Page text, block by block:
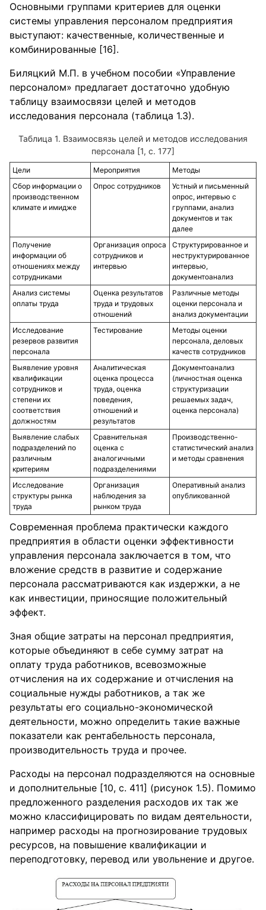
Основными группами критериев для оценки
системы управления персоналом предприятия
выступают: качественные, количественные и
комбинированные [16].
Биляцкий М.П. в учебном пособии «Управление
персоналом» предлагает достаточно удобную
таблицу взаимосвязи целей и методов
исследования персонала (таблица 1.3).
Взаимосвязь целей и методов исследования
персонала [1, с. 177]
Цели Мероприятия
Методы
Сбор информации о
производственном
климате и имидже
Опрос сотрудников
Устный и письменный
опрос, интервью с
группами, анализ
документов и так
далее
Получение
информации об
отношениях между
сотрудниками
Организация опроса
сотрудников и
интервью
Структурированное и
неструктурированное
интервью,
документоанализ
Анализ системы
оплаты труда
Оценка результатов
труда и трудовых
отношений
Различные методы
оценки персонала и
анализ документации
Исследование
резервов развития
персонала
Тестирование
Методы оценки
персонала, деловых
качеств сотрудников
Выявление уровня
квалификации
сотрудников и
степени их
соответствия
должностям
Аналитическая
оценка процесса
труда, оценка
поведения,
отношений и
результатов
Документоанализ
(личностная оценка
структуризации
решаемых задач,
оценка персонала)
Выявление слабых
подразделений по
различным
критериям
Сравнительная
оценка с
аналогичными
подразделениями
Производственно-
статистический анализ
и методы сравнения
Исследование
структуры рынка
труда
Организация
наблюдения за
рынком труда
Оперативный анализ
опубликованной
Современная проблема практически каждого
предприятия в области оценки эффективности
управления персонала заключается в том, что
вложение средств в развитие и содержание
персонала рассматриваются как издержки, а не
как инвестиции, приносящие положительный
эффект.
Зная общие затраты на персонал предприятия,
которые объединяют в себе сумму затрат на
оплату труда работников, всевозможные
отчисления на их содержание и отчисления на
социальные нужды работников, а так же
результаты его социально-экономической
деятельности, можно определить такие важные
показатели как рентабельность персонала,
производительность труда и прочее.
Расходы на персонал подразделяются на основные
и дополнительные [10, с. 411] (рисунок 1.5). Помимо
предложенного разделения расходов их так же
можно классифицировать по видам деятельности,
например расходы на прогнозирование трудовых
ресурсов, на повышение квалификации и
переподготовку, перевод или увольнение и другое.